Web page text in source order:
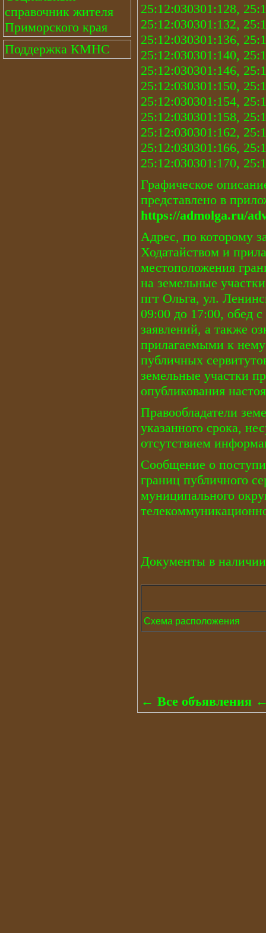
справочник жителя
Приморского края
Поддержка КМНС
25:12:030301:128,
25:12:030301:132,
25:12:030301:136,
25:12:030301:140,
25:12:030301:146,
25:12:030301:150,
25:12:030301:154,
25:12:030301:158,
25:12:030301:162,
25:12:030301:166,
25:12:030301:170,
Графическое
представлено в
https://admolga.ru/
Адрес, по которому
Ходатайством и
местоположения
на земельные
пгт Ольга, ул.
09:00 до 17:00, обед
заявлений, а также
прилагаемыми к
публичных
земельные участки
опубликования
Правообладатели
указанного срока,
отсутствием
Сообщение о
границ публичного
муниципального
Документы в
Схема расположения
← Все объявления